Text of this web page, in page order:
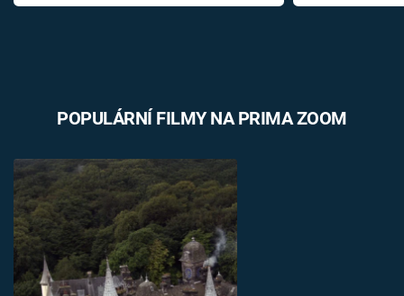
POPULÁRNÍ FILMY NA PRIMA ZOOM